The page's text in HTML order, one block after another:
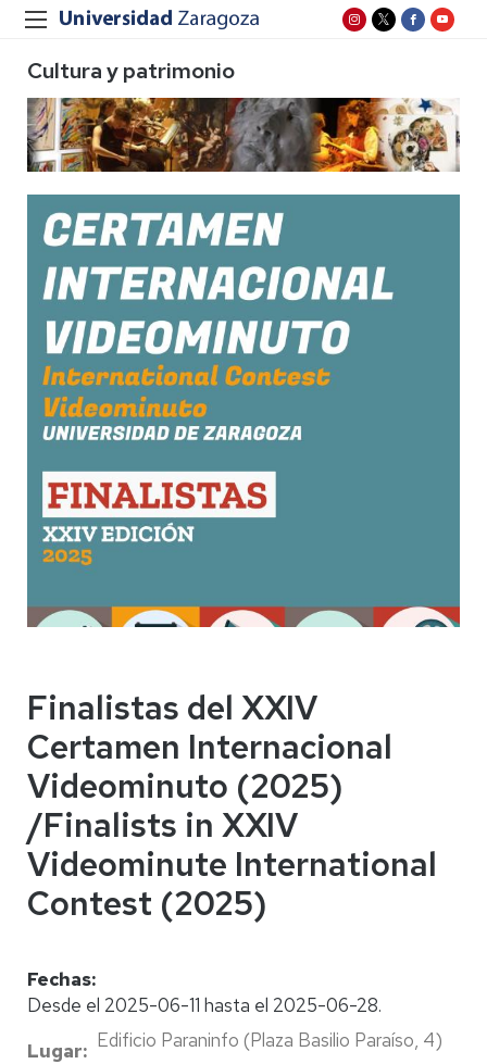
Cultura y patrimonio
Finalistas del XXIV
Certamen Internacional
Videominuto (2025)
/Finalists in XXIV
Videominute International
Contest (2025)
Fechas:
Desde el 2025-06-11 hasta el 2025-06-28.
Lugar
Edificio Paraninfo (Plaza Basilio Paraíso, 4)